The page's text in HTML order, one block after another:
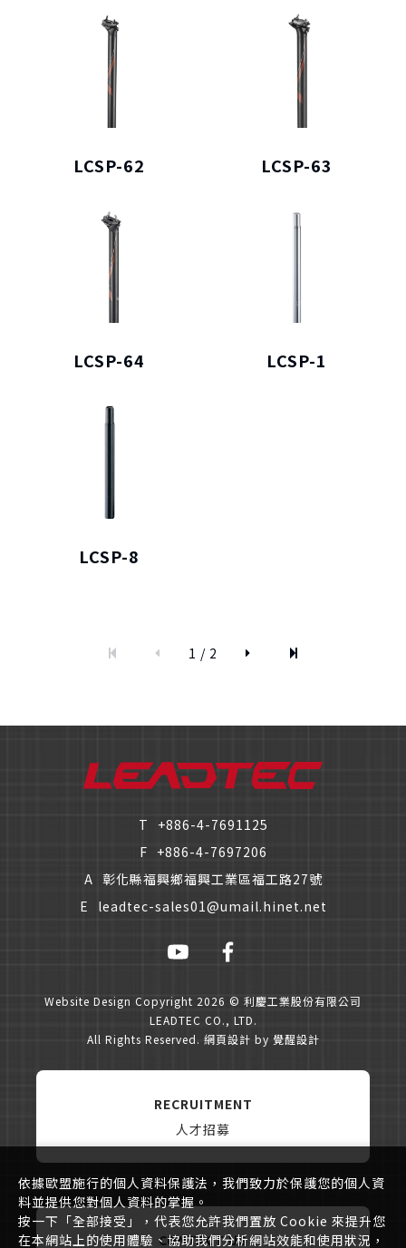
LCSP-62 LCSP-63
LCSP-64 LCSP-1
LCSP-8
1 / 2
T
+886-4-7691125
F +886-4-7697206
A 彰化縣福興鄉福興工業區福工路27號
E
leadtec-sales01@umail.hinet.net
Website Design Copyright 2026 © 利慶工業股份有限公司
LEADTEC CO., LTD.
All Rights Reserved. 網頁設計 by 覺醒設計
RECRUITMENT
人才招募
CONTACT US
依據歐盟施行的個人資料保護法，我們致力於保護您的個人資
料並提供您對個人資料的掌握。
按一下「全部接受」，代表您允許我們置放 Cookie 來提升您
在本網站上的使用體驗、協助我們分析網站效能和使用狀況，